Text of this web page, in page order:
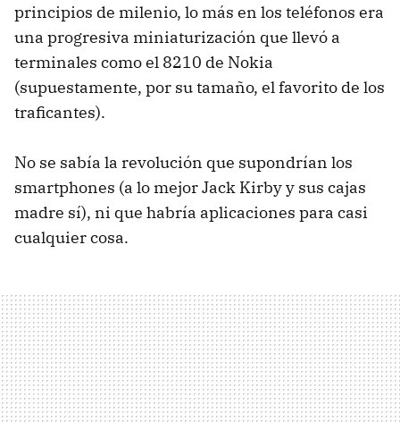
principios de milenio, lo más en los teléfonos era
una progresiva miniaturización que llevó a
terminales como el 8210 de Nokia
(supuestamente, por su tamaño, el favorito de los
traficantes).
No se sabía la revolución que supondrían los
smartphones (a lo mejor Jack Kirby y sus cajas
madre sí), ni que habría aplicaciones para casi
cualquier cosa.